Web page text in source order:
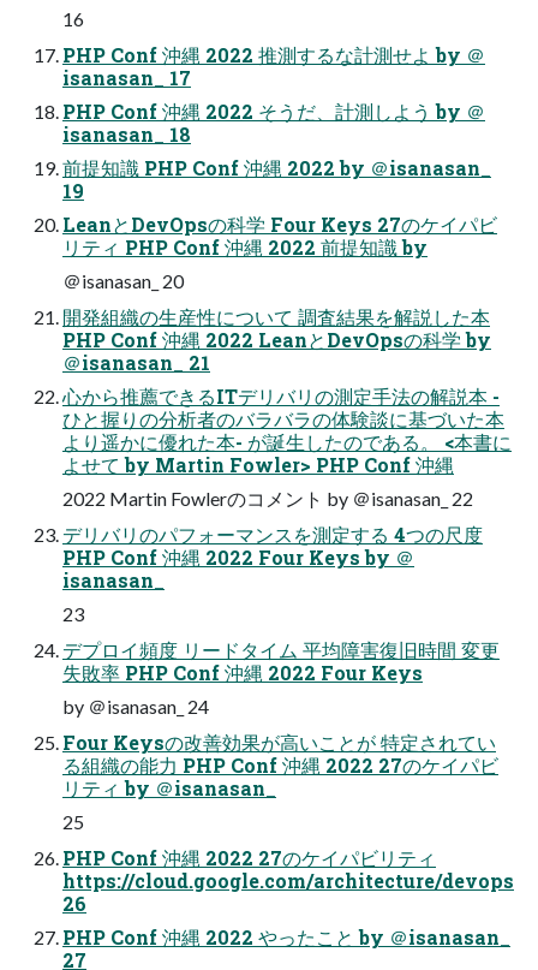
16
PHP Conf 沖縄 2022 推測するな計測せよ by ＠
isanasan_ 17
PHP Conf 沖縄 2022 そうだ、計測しよう by ＠
isanasan_ 18
前提知識 PHP Conf 沖縄 2022 by ＠isanasan_
19
LeanとDevOpsの科学 Four Keys 27のケイパビ
リティ PHP Conf 沖縄 2022 前提知識 by
＠isanasan_ 20
開発組織の生産性について 調査結果を解説した本
PHP Conf 沖縄 2022 LeanとDevOpsの科学 by
＠isanasan_ 21
心から推薦できるITデリバリの測定手法の解説本 -
ひと握りの分析者のバラバラの体験談に基づいた本
より遥かに優れた本- が誕生したのである。 <本書に
よせて by Martin Fowler> PHP Conf 沖縄
2022 Martin Fowlerのコメント by ＠isanasan_ 22
デリバリのパフォーマンスを測定する 4つの尺度
PHP Conf 沖縄 2022 Four Keys by ＠
isanasan_
23
デプロイ頻度 リードタイム 平均障害復旧時間 変更
失敗率 PHP Conf 沖縄 2022 Four Keys
by ＠isanasan_ 24
Four Keysの改善効果が高いことが 特定されてい
る組織の能力 PHP Conf 沖縄 2022 27のケイパビ
リティ by ＠isanasan_
25
PHP Conf 沖縄 2022 27のケイパビリティ
https://cloud.google.com/architecture/devops
26
PHP Conf 沖縄 2022 やったこと by ＠isanasan_
27